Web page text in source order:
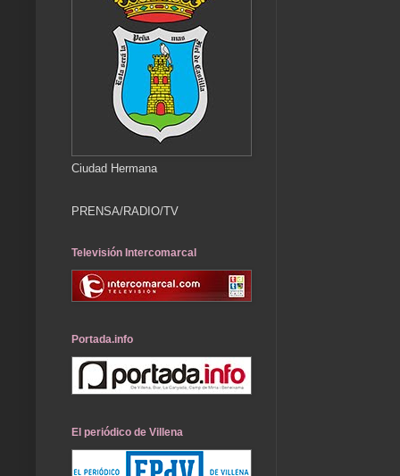
Ciudad Hermana
PRENSA/RADIO/TV
Televisión Intercomarcal
Portada.info
El periódico de Villena